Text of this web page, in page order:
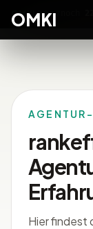
OMKI 2027
OMKI
Hier findest